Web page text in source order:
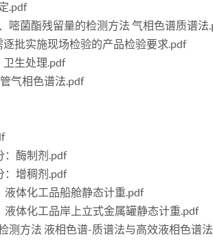
.pdf
嘧菌酯残留量的检测方法 气相色谱质谱法
批实施现场检验的产品检验要求.pdf
卫生处理.pdf
气相色谱法.pdf
：酶制剂.pdf
：增稠剂.pdf
液体化工品船舱静态计重.pdf
液体化工品岸上立式金属罐静态计重.pdf
测方法 液相色谱-质谱法与高效液相色谱